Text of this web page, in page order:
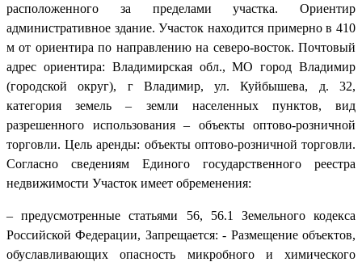
расположенного за пределами участка. Ориентир
административное здание. Участок находится примерно в 410
м от ориентира по направлению на северо-восток. Почтовый
адрес ориентира: Владимирская обл., МО город Владимир
(городской округ), г Владимир, ул. Куйбышева, д. 32,
категория земель – земли населенных пунктов, вид
разрешенного использования – объекты оптово-розничной
торговли. Цель аренды: объекты оптово-розничной торговли.
Согласно сведениям Единого государственного реестра
недвижимости Участок имеет обременения:
– предусмотренные статьями 56, 56.1 Земельного кодекса
Российской Федерации, Запрещается: - Размещение объектов,
обуславливающих опасность микробного и химического